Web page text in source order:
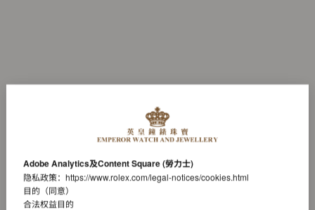
Adobe Analytics及Content Square (勞力士)
隐私政策： https://www.rolex.com/legal-notices/cookies.html
目的（同意）
合法权益目的